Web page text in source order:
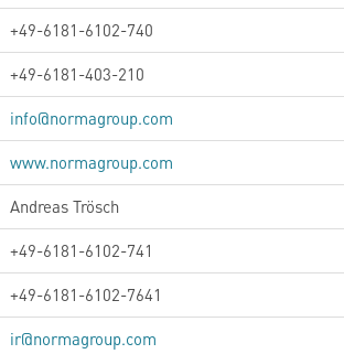
+49-6181-6102-740
+49-6181-403-210
info@normagroup.com
www.normagroup.com
Andreas Trösch
+49-6181-6102-741
+49-6181-6102-7641
ir@normagroup.com